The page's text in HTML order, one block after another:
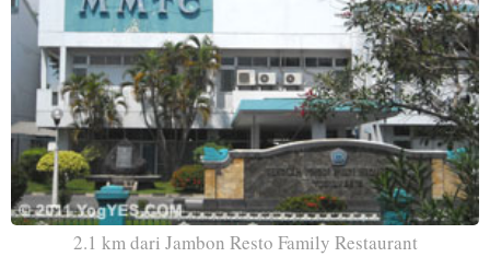
2.1 km dari Jambon Resto Family Restaurant